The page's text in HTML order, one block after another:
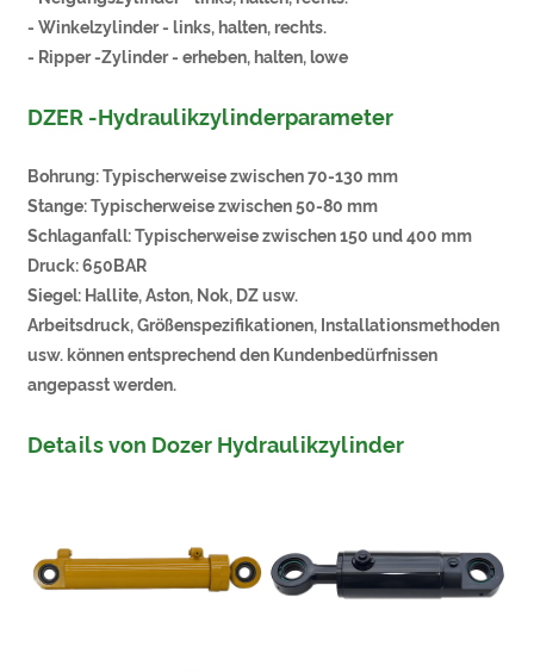
- Winkelzylinder - links, halten, rechts.
- Ripper -Zylinder - erheben, halten, lowe
DZER -Hydraulikzylinderparameter
Bohrung: Typischerweise zwischen 70-130 mm
Stange: Typischerweise zwischen 50-80 mm
Schlaganfall: Typischerweise zwischen 150 und 400 mm
Druck: 650BAR
Siegel: Hallite, Aston, Nok, DZ usw.
Arbeitsdruck, Größenspezifikationen, Installationsmethoden
usw. können entsprechend den Kundenbedürfnissen
angepasst werden.
Details von Dozer Hydraulikzylinder